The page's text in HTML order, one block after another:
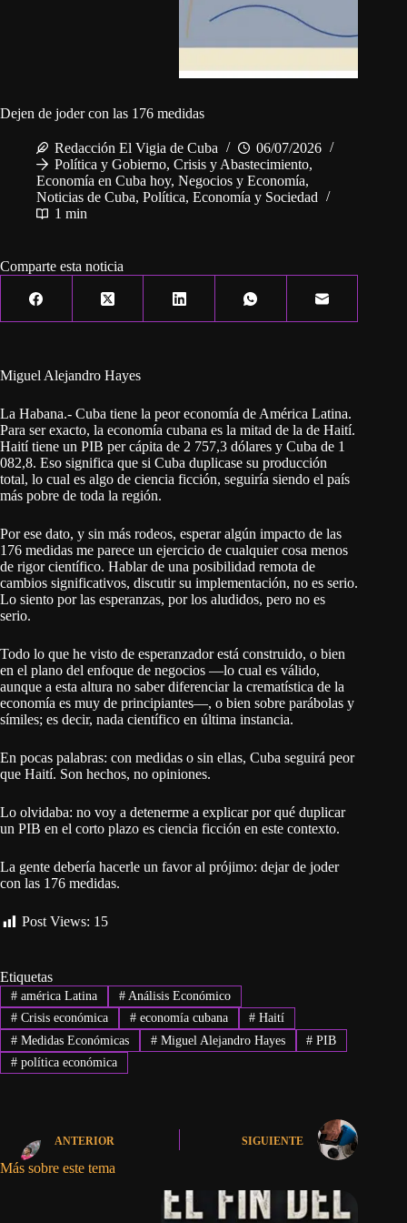
Dejen de joder con las 176 medidas
Redacción El Vigia de Cuba
06/07/2026
Política y Gobierno, Crisis y Abastecimiento,
Economía en Cuba hoy, Negocios y Economía,
Noticias de Cuba, Política, Economía y Sociedad
1 min
Comparte esta noticia
Miguel Alejandro Hayes
La Habana.- Cuba tiene la peor economía de América Latina.
Para ser exacto, la economía cubana es la mitad de la de Haití.
Haití tiene un PIB per cápita de 2 757,3 dólares y Cuba de 1
082,8. Eso significa que si Cuba duplicase su producción
total, lo cual es algo de ciencia ficción, seguiría siendo el país
más pobre de toda la región.
Por ese dato, y sin más rodeos, esperar algún impacto de las
176 medidas me parece un ejercicio de cualquier cosa menos
de rigor científico. Hablar de una posibilidad remota de
cambios significativos, discutir su implementación, no es serio.
Lo siento por las esperanzas, por los aludidos, pero no es
serio.
Todo lo que he visto de esperanzador está construido, o bien
en el plano del enfoque de negocios —lo cual es válido,
aunque a esta altura no saber diferenciar la crematística de la
economía es muy de principiantes—, o bien sobre parábolas y
símiles; es decir, nada científico en última instancia.
En pocas palabras: con medidas o sin ellas, Cuba seguirá peor
que Haití. Son hechos, no opiniones.
Lo olvidaba: no voy a detenerme a explicar por qué duplicar
un PIB en el corto plazo es ciencia ficción en este contexto.
La gente debería hacerle un favor al prójimo: dejar de joder
con las 176 medidas.
Post Views: 15
Etiquetas
#américa Latina #Análisis Económico
#Crisis económica #economía cubana # Haití
#Medidas Económicas #Miguel Alejandro Hayes # PIB
#política económica
ANTERIOR SIGUIENTE
Más sobre este tema